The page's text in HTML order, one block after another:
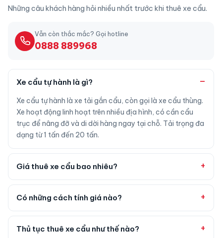
Những câu khách hàng hỏi nhiều nhất trước khi thuê xe cẩu.
Vẫn còn thắc mắc? Gọi hotline
0888 889968
Xe cẩu tự hành là gì?
Xe cẩu tự hành là xe tải gắn cẩu, còn gọi là xe cẩu thùng.
Xe hoạt động linh hoạt trên nhiều địa hình, có cần cẩu
trục để nâng đỡ và di dời hàng ngay tại chỗ. Tải trọng đa
dạng từ 1 tấn đến 20 tấn.
Giá thuê xe cẩu bao nhiêu?
Có những cách tính giá nào?
Thủ tục thuê xe cẩu như thế nào?